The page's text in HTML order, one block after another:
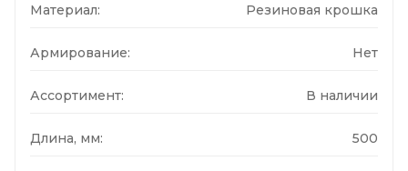
Материал: Резиновая крошка
Армирование: Нет
Ассортимент: В наличии
Длина, мм: 500